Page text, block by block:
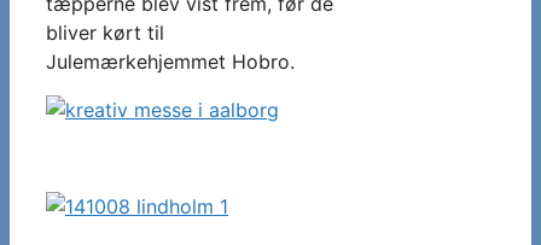
bliver kørt til
Julemærkehjemmet Hobro.